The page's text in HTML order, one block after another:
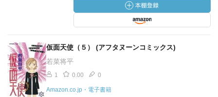
仮面天使（５） (アフタヌーンコミックス)
若菜将平
1 0.00 0
Amazon.co.jp・電子書籍